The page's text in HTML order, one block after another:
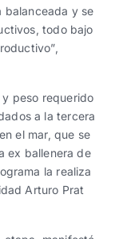
balanceada y se
todo bajo
peso requerido
a la tercera
el mar, que se
ex ballenera de
la realiza
Arturo Prat